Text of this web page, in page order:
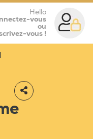
Hello
vous
ou
vous !